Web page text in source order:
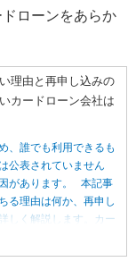
ローンをあらか
理由と再申し込みの
カードローン会社は
、誰でも利用できるも
公表されていません
があります。 本記事
る理由は何か、再申し
しく解説します。カー
参考にしてください。